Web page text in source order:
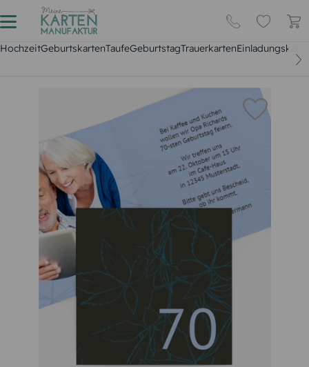
HochzeitGeburtskartenTaufeGeburtstagTrauerkarten